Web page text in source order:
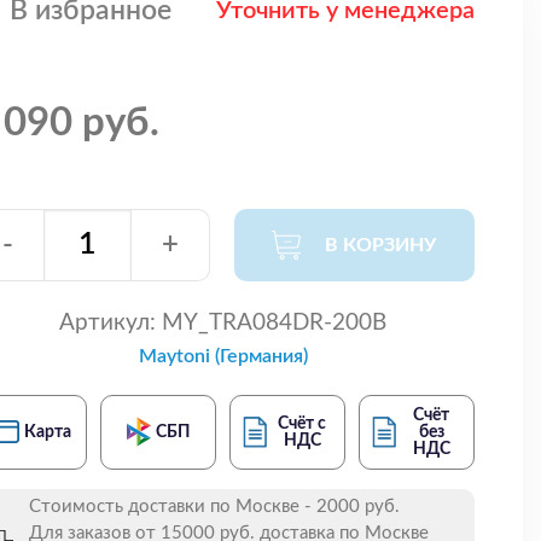
В избранное Уточнить у менеджера
руб.
- + В КОРЗИНУ
Артикул: MY_TRA084DR-200B
Maytoni (Германия)
Карта СБП
Счёт с
НДС
Счёт
без
НДС
Стоимость доставки по Москве - 2000 руб.
Для заказов от 15000 руб. доставка по Москве